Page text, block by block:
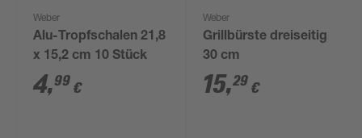
Weber
Alu-Tropfschalen 21,8
x 15,2 cm 10 Stück
4,99 €
Weber
Grillbürste dreiseitig
30 cm
15,29 €